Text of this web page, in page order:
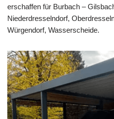
erschaffen für Burbach –
Niederdresselndorf,
Würgendorf, Wasserscheide.